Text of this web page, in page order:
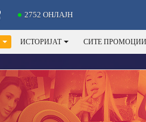
2752 ОНЛАЈН
ИСТОРИЈАТ СИТЕ ПРОМОЦИИ